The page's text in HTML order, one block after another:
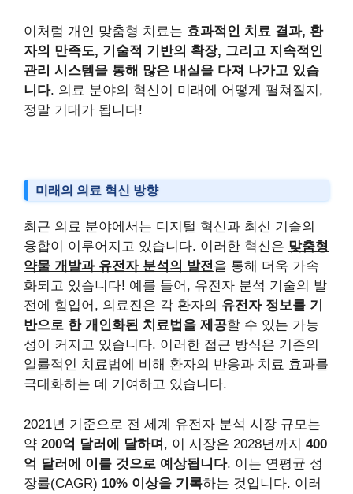
이처럼 개인 맞춤형 치료는 효과적인 치료 결과, 환
자의 만족도, 기술적 기반의 확장, 그리고 지속적인
관리 시스템을 통해 많은 내실을 다져 나가고 있습
니다. 의료 분야의 혁신이 미래에 어떻게 펼쳐질지,
정말 기대가 됩니다!
미래의 의료 혁신 방향
최근 의료 분야에서는 디지털 혁신과 최신 기술의
융합이 이루어지고 있습니다. 이러한 혁신은 맞춤형
약물 개발과 유전자 분석의 발전을 통해 더욱 가속
화되고 있습니다! 예를 들어, 유전자 분석 기술의 발
전에 힘입어, 의료진은 각 환자의 유전자 정보를 기
반으로 한 개인화된 치료법을 제공할 수 있는 가능
성이 커지고 있습니다. 이러한 접근 방식은 기존의
일률적인 치료법에 비해 환자의 반응과 치료 효과를
극대화하는 데 기여하고 있습니다.
2021년 기준으로 전 세계 유전자 분석 시장 규모는
약 200억 달러에 달하며 , 이 시장은 2028년까지 400
억 달러에 이를 것으로 예상됩니다. 이는 연평균 성
장률(CAGR) 10% 이상을 기록하는 것입니다. 이러